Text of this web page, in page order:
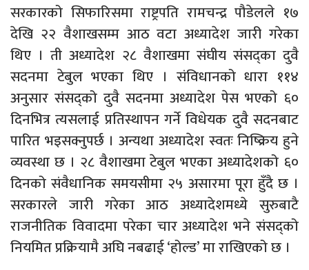
सरकारको सिफारिसमा राष्ट्रपति रामचन्द्र पौडेलले १७
देखि २२ वैशाखसम्म आठ वटा अध्यादेश जारी गरेका
थिए । ती अध्यादेश २८ वैशाखमा संघीय संसद्का दुवै
सदनमा टेबुल भएका थिए । संविधानको धारा ११४
अनुसार संसद्को दुवै सदनमा अध्यादेश पेस भएको ६०
दिनभित्र त्यसलाई प्रतिस्थापन गर्ने विधेयक दुवै सदनबाट
पारित भइसक्नुपर्छ । अन्यथा अध्यादेश स्वतः निष्क्रिय हुने
व्यवस्था छ । २८ वैशाखमा टेबुल भएका अध्यादेशको ६०
दिनको संवैधानिक समयसीमा २५ असारमा पूरा हुँदै छ ।
सरकारले जारी गरेका आठ अध्यादेशमध्ये सुरुबाटै
राजनीतिक विवादमा परेका चार अध्यादेश भने संसद्को
नियमित प्रक्रियामै अघि नबढाई ‘होल्ड’ मा राखिएको छ ।